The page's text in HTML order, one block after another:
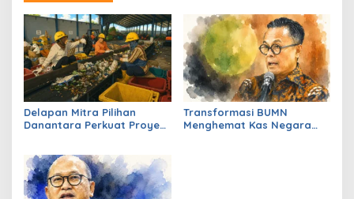
Delapan Mitra Pilihan
Danantara Perkuat Proyek
Transformasi BUMN
Menghemat Kas Negara